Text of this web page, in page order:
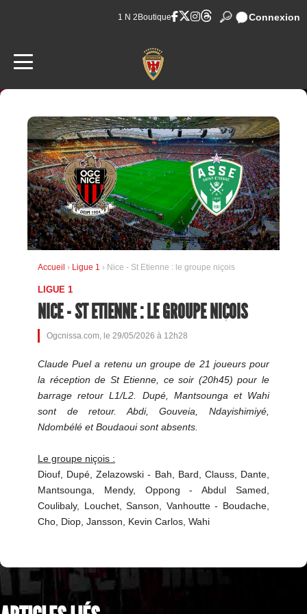
1 N 2 Boutique Connexion
Accueil › Ligue 1 › Nice - St Etienne : le groupe niçois
LIGUE 1
NICE - ST ETIENNE : LE GROUPE NIÇOIS
Ogcnissa.com, le 29/05/2026 à 12h28
Claude Puel a retenu un groupe de 21 joueurs pour
la réception de St Etienne, ce soir (20h45) pour le
barrage retour L1/L2. Dupé, Mantsounga et Wahi
sont de retour. Abdi, Gouveia, Ndayishimiyé,
Ndombélé et Boudaoui sont absents.
Le groupe niçois :
Diouf, Dupé, Zelazowski - Bah, Bard, Clauss, Dante,
Mantsounga, Mendy, Oppong - Abdul Samed,
Coulibaly, Louchet, Sanson, Vanhoutte - Boudache,
Cho, Diop, Jansson, Kevin Carlos, Wahi